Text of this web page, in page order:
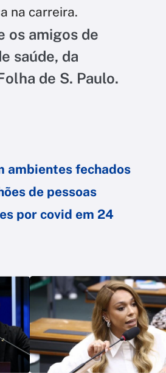
na carreira.
os amigos de
saúde, da
de S. Paulo.
ambientes fechados
de pessoas
por covid em 24